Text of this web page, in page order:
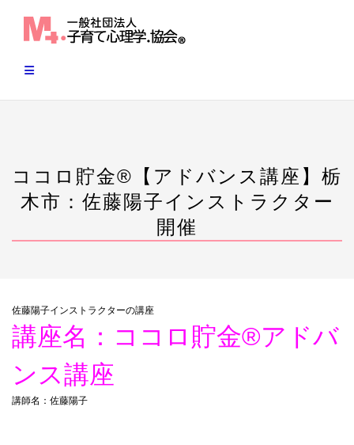
ココロ貯金®︎【アドバンス講座】栃
木市：佐藤陽子インストラクター
開催
佐藤陽子インストラクターの講座
講座名：ココロ貯金®︎アドバ
ンス講座
講師名：佐藤陽子